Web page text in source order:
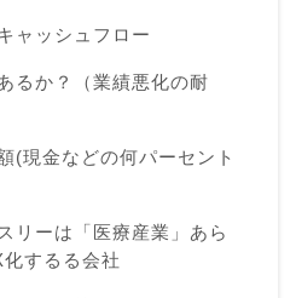
ャッシュフロー
るか？（業績悪化の耐
(現金などの何パーセント
リーは「医療産業」あら
するる会社